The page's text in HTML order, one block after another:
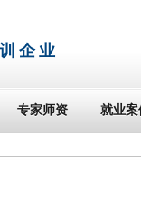
企业
专家师资 就业案